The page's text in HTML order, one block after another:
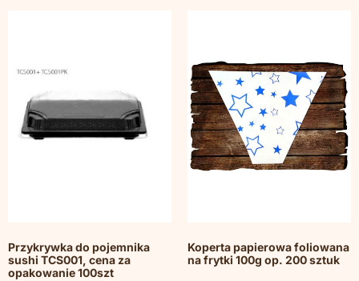
Przykrywka do pojemnika
sushi TCS001, cena za
opakowanie 100szt
Koperta papierowa foliowana
na frytki 100g op. 200 sztuk